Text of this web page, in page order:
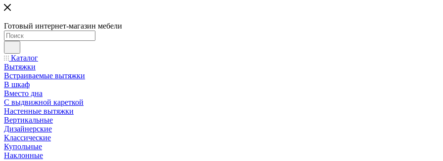
Готовый интернет-магазин мебели
Каталог
Вытяжки
Встраиваемые вытяжки
В шкаф
Вместо дна
С выдвижной кареткой
Настенные вытяжки
Вертикальные
Дизайнерские
Классические
Купольные
Наклонные